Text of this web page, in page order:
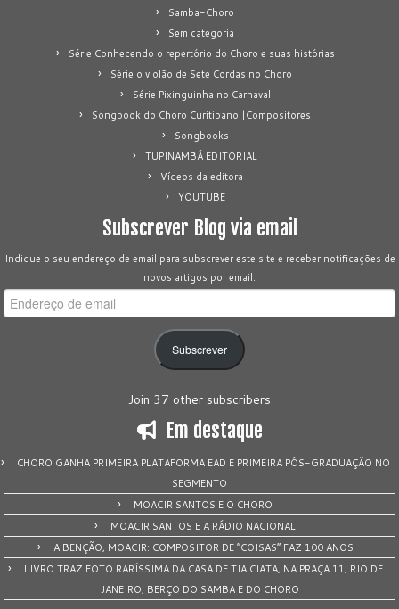
Samba-Choro
Sem categoria
Série Conhecendo o repertório do Choro e suas histórias
Série o violão de Sete Cordas no Choro
Série Pixinguinha no Carnaval
Songbook do Choro Curitibano |Compositores
Songbooks
TUPINAMBÁ EDITORIAL
Vídeos da editora
YOUTUBE
Subscrever Blog via email
Indique o seu endereço de email para subscrever este site e receber notificações de
novos artigos por email.
Endereço
de
Subscrever
Join 37 other subscribers
Em destaque
CHORO GANHA PRIMEIRA PLATAFORMA EAD E PRIMEIRA PÓS-GRADUAÇÃO NO
SEGMENTO
MOACIR SANTOS E O CHORO
MOACIR SANTOS E A RÁDIO NACIONAL
A BENÇÃO, MOACIR: COMPOSITOR DE “COISAS” FAZ 100 ANOS
LIVRO TRAZ FOTO RARÍSSIMA DA CASA DE TIA CIATA, NA PRAÇA 11, RIO DE
JANEIRO, BERÇO DO SAMBA E DO CHORO